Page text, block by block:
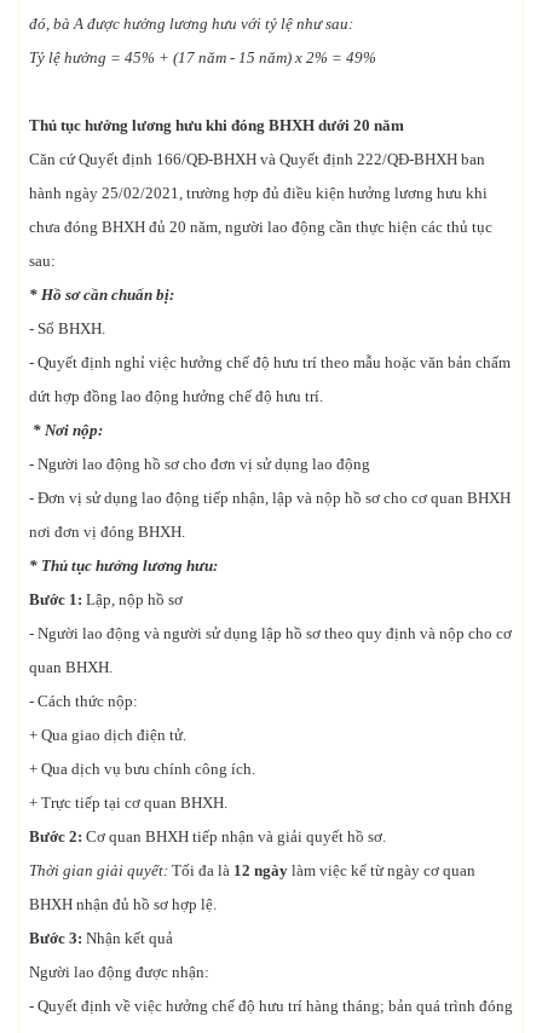
đó, bà A được hưởng lương hưu với tỷ lệ như sau:
Tỷ lệ hưởng = 45% + (17 năm - 15 năm) x 2% = 49%
Thủ tục hưởng lương hưu khi đóng BHXH dưới 20 năm
Căn cứ Quyết định 166/QĐ-BHXH và Quyết định 222/QĐ-BHXH ban
hành ngày 25/02/2021, trường hợp đủ điều kiện hưởng lương hưu khi
chưa đóng BHXH đủ 20 năm, người lao động cần thực hiện các thủ tục
sau:
* Hồ sơ cần chuẩn bị:
- Sổ BHXH.
- Quyết định nghỉ việc hưởng chế độ hưu trí theo mẫu hoặc văn bản chấm
dứt hợp đồng lao động hưởng chế độ hưu trí.
* Nơi nộp:
- Người lao động hồ sơ cho đơn vị sử dụng lao động
- Đơn vị sử dụng lao động tiếp nhận, lập và nộp hồ sơ cho cơ quan BHXH
nơi đơn vị đóng BHXH.
* Thủ tục hưởng lương hưu:
Bước 1: Lập, nộp hồ sơ
- Người lao động và người sử dụng lập hồ sơ theo quy định và nộp cho cơ
quan BHXH.
- Cách thức nộp:
+ Qua giao dịch điện tử.
+ Qua dịch vụ bưu chính công ích.
+ Trực tiếp tại cơ quan BHXH.
Bước 2: Cơ quan BHXH tiếp nhận và giải quyết hồ sơ.
Thời gian giải quyết: Tối đa là 12 ngày làm việc kể từ ngày cơ quan
BHXH nhận đủ hồ sơ hợp lệ.
Bước 3: Nhận kết quả
Người lao động được nhận:
- Quyết định về việc hưởng chế độ hưu trí hàng tháng; bản quá trình đóng